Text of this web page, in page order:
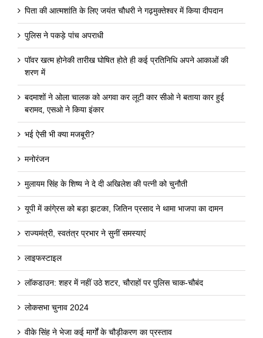
पिता की आत्मशांति के लिए जयंत चौधरी ने गढ़मुक्तेश्वर में किया दीपदान
पुलिस ने पकड़े पांच अपराधी
पॉवर खत्म होनेकी तारीख घोषित होते ही कई प्रतिनिधि अपने आकाओं की
शरण में
बदमाशों ने ओला चालक को अगवा कर लूटी कार सीओ ने बताया कार हुई
बरामद, एसओ ने किया इंकार
भई ऐसी भी क्या मजबूरी?
मनोरंजन
मुलायम सिंह के शिष्य ने दे दी अखिलेश की पत्नी को चुनौती
यूपी में कांगे्रस को बड़ा झटका, जितिन प्रसाद ने थामा भाजपा का दामन
राज्यमंत्री, स्वतंत्र प्रभार ने सुनीं समस्याएं
लाइफस्टाइल
लॉकडाउन: शहर में नहीं उठे शटर, चौराहों पर पुलिस चाक-चौबंद
लोकसभा चुनाव 2024
वीके सिंह ने भेजा कई मार्गों के चौड़ीकरण का प्रस्ताव